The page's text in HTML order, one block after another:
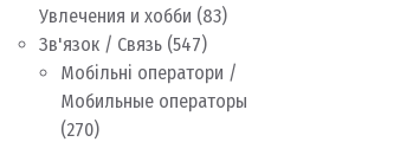
Увлечения и хобби (83)
Зв'язок / Связь (547)
Мобільні оператори /
Мобильные операторы
(270)